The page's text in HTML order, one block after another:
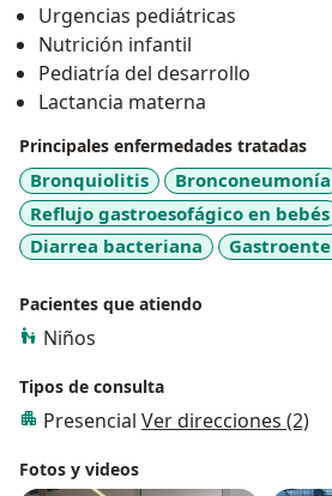
Realicé mi especialidad como
de Especialidades del Niño y la
Queretaro, esto me dió las
experiencia para la atención del
gravemente enfermo desde el
adolescente.
Urgencias pediátricas
Nutrición infantil
Pediatría del desarrollo
Lactancia materna
Principales enfermedades tratadas
Bronquiolitis
Bronconeumonía
Reflujo gastroesofágico en bebés
Diarrea bacteriana
Pacientes que atiendo
Niños
Tipos de consulta
Presencial Ver direcciones (2)
Fotos y videos